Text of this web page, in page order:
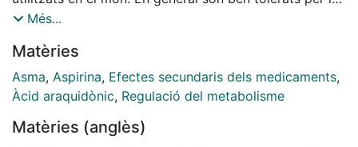
majoria dels individus, però hi ha una excepció en un
pacients pateixen asma induïda per aspirina (AIA), una
síndrome clínica caracteritzada per atacs d'asma
provocats després de la ingestió d'AINEs. A més,
crònica acompanyada de poliposi nasal (CRSwNP). De
Més...
Matèries
Asma, Aspirina, Efectes secundaris dels medicaments,
Àcid araquidònic, Regulació del metabolisme
Matèries (anglès)